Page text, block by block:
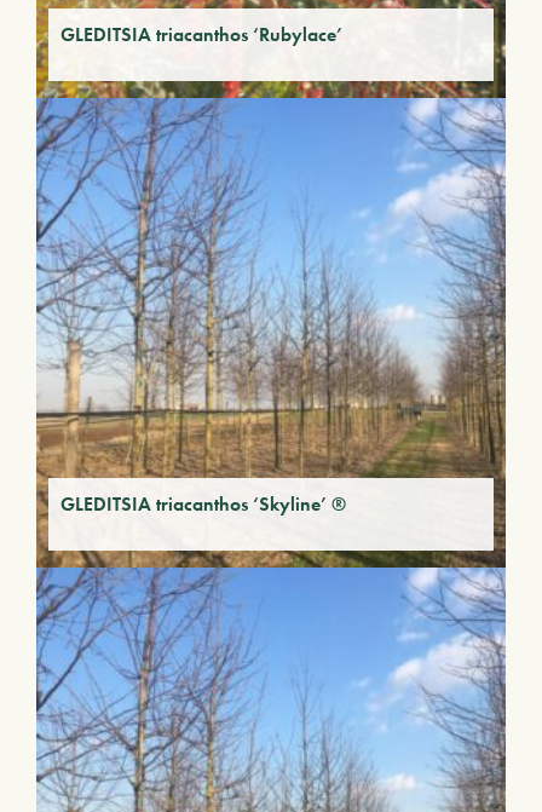
GLEDITSIA triacanthos ‘Rubylace’
GLEDITSIA triacanthos ‘Skyline’ ®